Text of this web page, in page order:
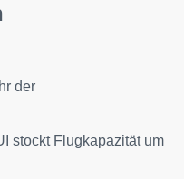
der
stockt Flugkapazität um